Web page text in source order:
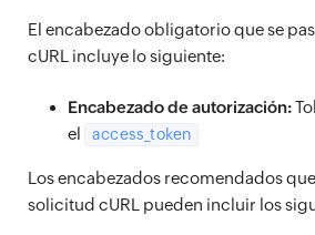
El encabezado obligatorio que se
cURL incluye lo siguiente:
Encabezado de autorización:
el
access_token
Los encabezados recomendados
solicitud cURL pueden incluir los